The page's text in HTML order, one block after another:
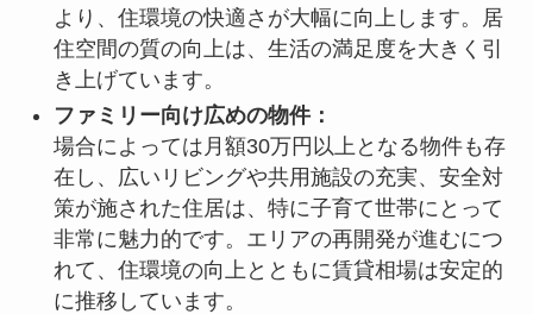
より、住環境の快適さが大幅に向上します。居
住空間の質の向上は、生活の満足度を大きく引
き上げています。
ファミリー向け広めの物件：
場合によっては月額30万円以上となる物件も存
在し、広いリビングや共用施設の充実、安全対
策が施された住居は、特に子育て世帯にとって
非常に魅力的です。エリアの再開発が進むにつ
れて、住環境の向上とともに賃貸相場は安定的
に推移しています。